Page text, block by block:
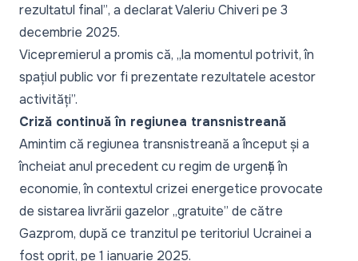
rezultatul final”, a declarat Valeriu Chiveri pe 3
decembrie 2025.
Vicepremierul a promis că, „la momentul potrivit, în
spațiul public vor fi prezentate rezultatele acestor
activități”.
Criză continuă în regiunea transnistreană
Amintim că regiunea transnistreană a început și a
încheiat anul precedent cu regim de urgență în
economie, în contextul crizei energetice provocate
de sistarea livrării gazelor„gratuite” de către
Gazprom, după ce tranzitul pe teritoriul Ucrainei a
fost oprit, pe 1 ianuarie 2025.